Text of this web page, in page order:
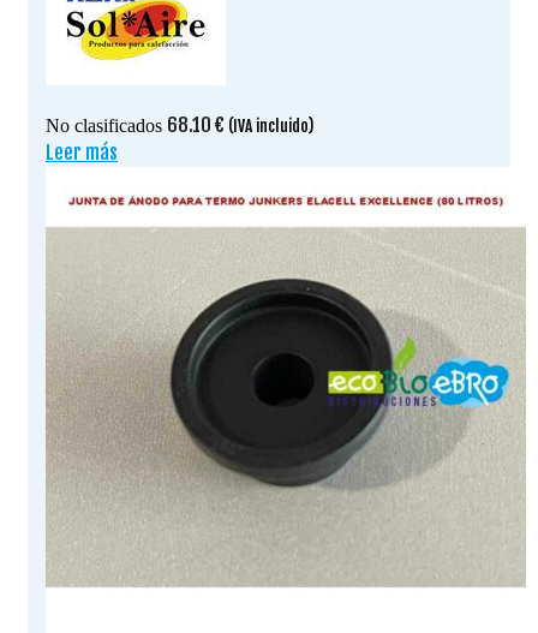
No clasificados 68.10 € (IVA incluido)
Leer más